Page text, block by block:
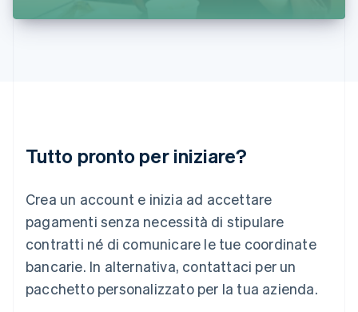
Tutto pronto per iniziare?
Crea un account e inizia ad accettare
pagamenti senza necessità di stipulare
contratti né di comunicare le tue coordinate
bancarie. In alternativa, contattaci per un
pacchetto personalizzato per la tua azienda.
Liechtenstein
Malta
English
EspañolEnglish
Norvegia
English
Nuova Zelanda
English
NederlandsEnglish